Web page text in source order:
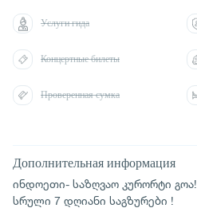
Дополнительная информация
ინდოეთი- საზღვაო კურორტი გოა!
სრული 7 დღიანი საგზურები !
Услуги гида
Концертные билеты
Проверенная сумка